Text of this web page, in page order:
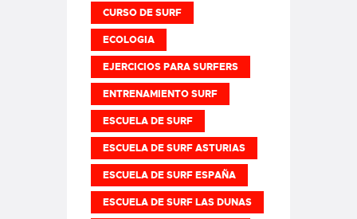
CURSO DE SURF
ECOLOGIA
EJERCICIOS PARA SURFERS
ENTRENAMIENTO SURF
ESCUELA DE SURF
ESCUELA DE SURF ASTURIAS
ESCUELA DE SURF ESPAÑA
ESCUELA DE SURF LAS DUNAS